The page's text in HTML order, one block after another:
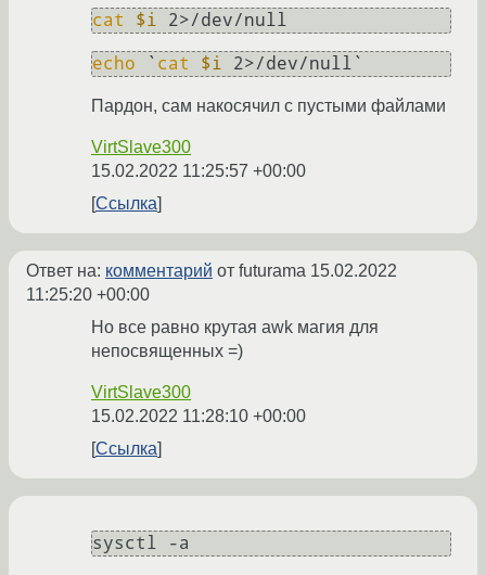
cat $i
echo ` cat $i
Пардон, сам накосячил с пустыми файлами
VirtSlave300
15.02.2022 11:25:57 +00:00
Ссылка
Ответ на: комментарий от futurama 15.02.2022
11:25:20 +00:00
Но все равно крутая awk магия для
непосвященных =)
VirtSlave300
15.02.2022 11:28:10 +00:00
Ссылка
sysctl -a